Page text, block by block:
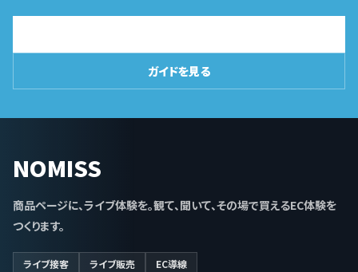
ガイドを見る
NOMISS
商品ページに、ライブ体験を。観て、聞いて、その場で買えるEC体験を
つくります。
ライブ接客 ライブ販売 EC導線